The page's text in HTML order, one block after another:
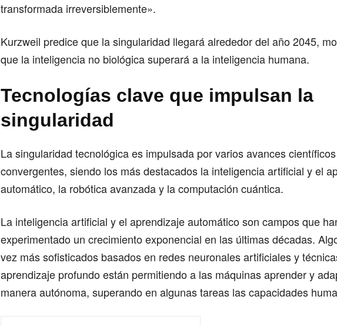
transformada irreversiblemente».
Kurzweil predice que la singularidad llegará alrededor del año 2045,
que la inteligencia no biológica superará a la inteligencia humana.
Tecnologías clave que impulsan la
singularidad
La singularidad tecnológica es impulsada por varios avances
convergentes, siendo los más destacados la inteligencia artificial y el
automático, la robótica avanzada y la computación cuántica.
La inteligencia artificial y el aprendizaje automático son campos que
experimentado un crecimiento exponencial en las últimas décadas.
vez más sofisticados basados en redes neuronales artificiales y
aprendizaje profundo están permitiendo a las máquinas aprender y
manera autónoma, superando en algunas tareas las capacidades